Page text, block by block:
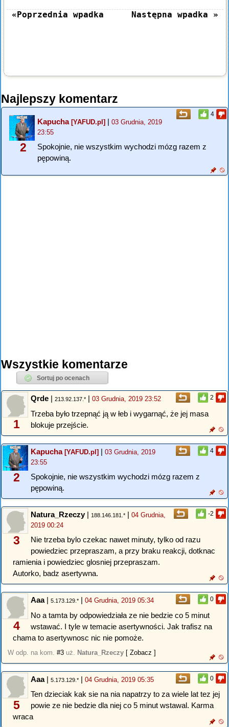
«Poprzednia wpadka Następna wpadka »
Najlepszy komentarz
4
2
Kapucha[YAFUD.pl] | 03 Grudnia, 2019
23:55
Spokojnie, nie wszystkim wychodzi mózg razem z
pępowiną.
Wszystkie komentarze
2
1
Qrde | 213.92.137.* | 03 Grudnia, 2019 23:52
Trzeba było trzepnąć ją w łeb i wygarnąć, że jej masa
blokuje przejście.
4
2
Kapucha[YAFUD.pl] | 03 Grudnia, 2019
23:55
Spokojnie, nie wszystkim wychodzi mózg razem z
pępowiną.
-2
3
Natura_Rzeczy| 188.146.181.* | 04 Grudnia,
2019 00:24
Nie trzeba bylo czekac nawet minuty, tylko od razu
powiedziec przepraszam, a przy braku reakcji, dotknac
ramienia i powiedziec glosniej przepraszam.
Autorko, badz asertywna.
0
4
Aaa| 5.173.129.* | 04 Grudnia, 2019 05:34
No a tamta by odpowiedziała ze nie bedzie co 5 minut
wstawać. I tyle w temacie asertywności. Jak trafisz na
chama to asertywnosc nic nie pomoże.
W odp. na kom. #3 uż. Natura_Rzeczy [ Zobacz ]
0
5
Aaa| 5.173.129.* | 04 Grudnia, 2019 05:35
Ten dzieciak kak sie na nia napatrzy to za wiele lat tez jej
powie ze nie bedzie dla niej co 5 minut wstawal. Karma
wraca